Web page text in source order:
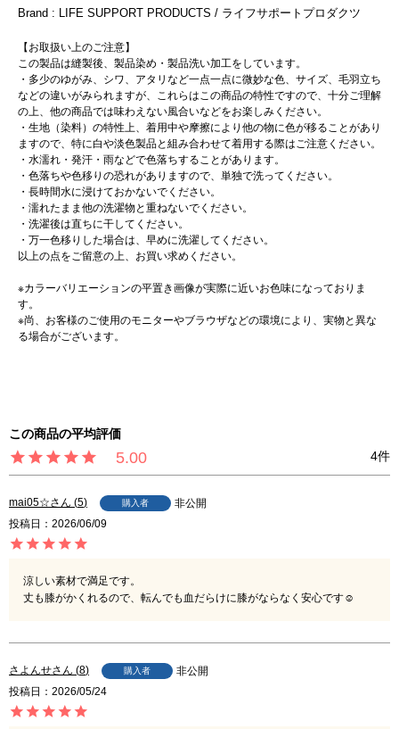
Brand : LIFE SUPPORT PRODUCTS / ライフサポートプロダクツ
【お取扱い上のご注意】
この製品は縫製後、製品染め・製品洗い加工をしています。
・多少のゆがみ、シワ、アタリなど一点一点に微妙な色、サイズ、毛羽立ち
などの違いがみられますが、これらはこの商品の特性ですので、十分ご理解
の上、他の商品では味わえない風合いなどをお楽しみください。
・生地（染料）の特性上、着用中や摩擦により他の物に色が移ることがあり
ますので、特に白や淡色製品と組み合わせて着用する際はご注意ください。
・水濡れ・発汗・雨などで色落ちすることがあります。
・色落ちや色移りの恐れがありますので、単独で洗ってください。
・長時間水に浸けておかないでください。
・濡れたまま他の洗濯物と重ねないでください。
・洗濯後は直ちに干してください。
・万一色移りした場合は、早めに洗濯してください。
以上の点をご留意の上、お買い求めください。
※カラーバリエーションの平置き画像が実際に近いお色味になっておりま
す。
※尚、お客様のご使用のモニターやブラウザなどの環境により、実物と異な
る場合がございます。
5.00 4
mai05☆ 5 購入者
非公開
投稿日
2026/06/09
涼しい素材で満足です。
丈も膝がかくれるので、転んでも血だらけに膝がならなく安心です☺️
さよんせ 8 購入者
非公開
投稿日
2026/05/24